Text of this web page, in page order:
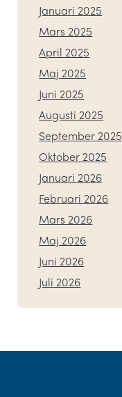
Januari 2025
Mars 2025
April 2025
Maj 2025
Juni 2025
Augusti 2025
September 2025
Oktober 2025
Januari 2026
Februari 2026
Mars 2026
Maj 2026
Juni 2026
Juli 2026